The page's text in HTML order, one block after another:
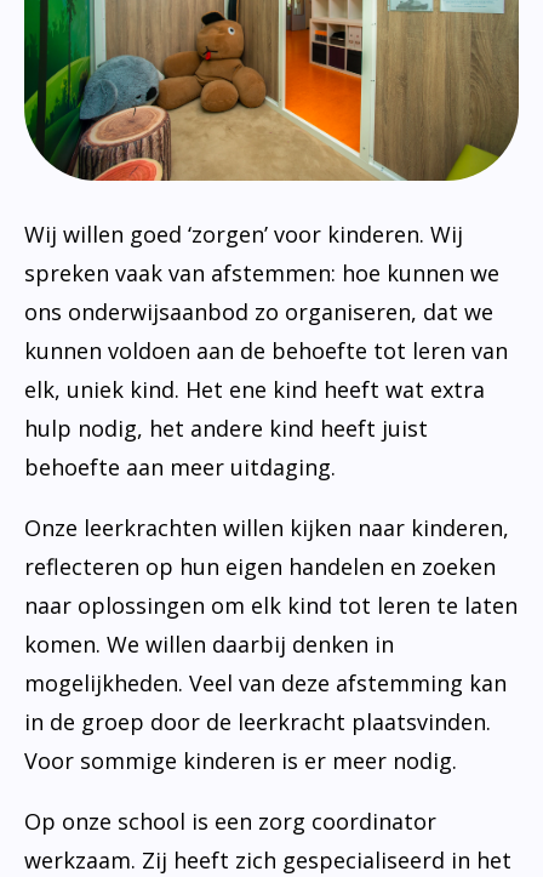
Bibliotheek
Leerlingenzorg
Jeugdfonds Sport en Cultuur
Schooltandarts
Documenten
Wij willen goed ‘zorgen’ voor kinderen. Wij
spreken vaak van afstemmen: hoe kunnen we
ons onderwijsaanbod zo organiseren, dat we
kunnen voldoen aan de behoefte tot leren van
elk, uniek kind. Het ene kind heeft wat extra
hulp nodig, het andere kind heeft juist
behoefte aan meer uitdaging.
Onze leerkrachten willen kijken naar kinderen,
reflecteren op hun eigen handelen en zoeken
naar oplossingen om elk kind tot leren te laten
komen. We willen daarbij denken in
mogelijkheden. Veel van deze afstemming kan
in de groep door de leerkracht plaatsvinden.
Voor sommige kinderen is er meer nodig.
Op onze school is een zorg coordinator
werkzaam. Zij heeft zich gespecialiseerd in het